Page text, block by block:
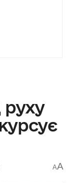
AA